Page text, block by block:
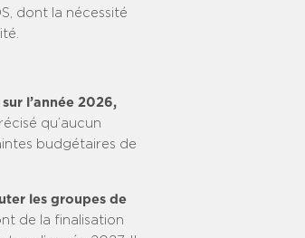
dont la nécessité
l’année 2026,
qu’aucun
budgétaires de
les groupes de
de la finalisation